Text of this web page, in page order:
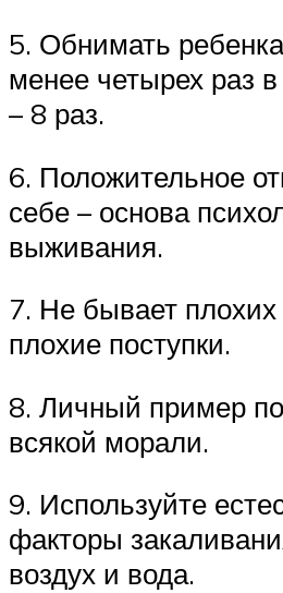
5. Обнимать
менее четырех раз
– 8 раз.
6. Положительное
себе – основа
выживания.
7. Не бывает
плохие поступки.
8. Личный пример
всякой морали.
9. Используйте
факторы
воздух и вода.